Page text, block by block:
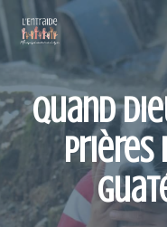
Aller
au
contenu
Quand
prières